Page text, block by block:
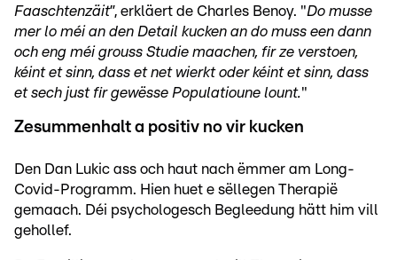
Faaschtenzäit”, erkläert de Charles Benoy. "Do musse
mer lo méi an den Detail kucken an do muss een dann
och eng méi grouss Studie maachen, fir ze verstoen,
kéint et sinn, dass et net wierkt oder kéint et sinn, dass
et sech just fir gewësse Populatioune lount."
Zesummenhalt a positiv no vir kucken
Den Dan Lukic ass och haut nach ëmmer am Long-
Covid-Programm. Hien huet e sëllegen Therapië
gemaach. Déi psychologesch Begleedung hätt him vill
gehollef.